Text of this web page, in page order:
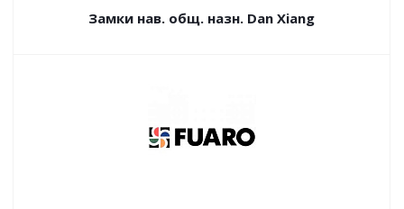
Замки нав. общ. назн. Dan Xiang